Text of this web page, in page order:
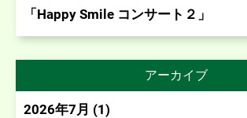
「Happy Smile コンサート２」
アーカイブ
2026年7月 (1)